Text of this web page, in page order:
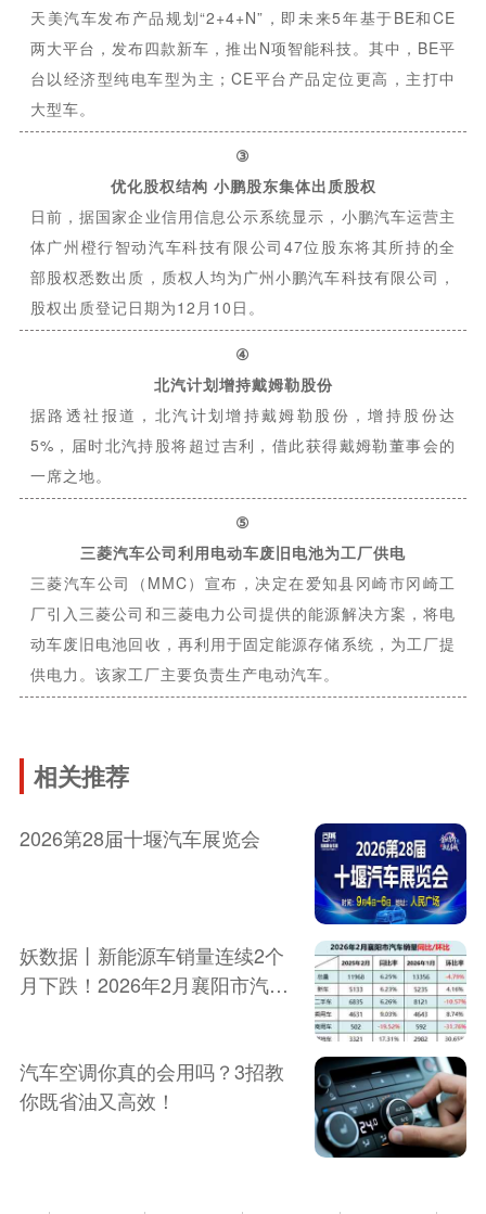
天美汽车发布产品规划“2+4+N”，即未来5年基于BE和CE
两大平台，发布四款新车，推出N项智能科技。其中，BE平
台以经济型纯电车型为主；CE平台产品定位更高，主打中
大型车。
③
优化股权结构 小鹏股东集体出质股权
日前，据国家企业信用信息公示系统显示，小鹏汽车运营主
体广州橙行智动汽车科技有限公司47位股东将其所持的全
部股权悉数出质，质权人均为广州小鹏汽车科技有限公司，
股权出质登记日期为12月10日。
④
北汽计划增持戴姆勒股份
据路透社报道，北汽计划增持戴姆勒股份，增持股份达
5%，届时北汽持股将超过吉利，借此获得戴姆勒董事会的
一席之地。
⑤
三菱汽车公司利用电动车废旧电池为工厂供电
三菱汽车公司（MMC）宣布，决定在爱知县冈崎市冈崎工
厂引入三菱公司和三菱电力公司提供的能源解决方案，将电
动车废旧电池回收，再利用于固定能源存储系统，为工厂提
供电力。该家工厂主要负责生产电动汽车。
相关推荐
2026第28届十堰汽车展览会
妖数据丨新能源车销量连续2个
月下跌！2026年2月襄阳市汽车
汽车空调你真的会用吗？3招教
你既省油又高效！